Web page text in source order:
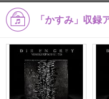
「かすみ」収録